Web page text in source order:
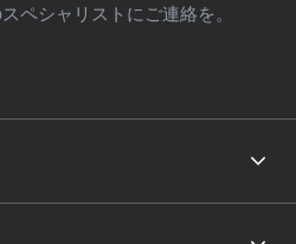
ペシャリストにご連絡を。